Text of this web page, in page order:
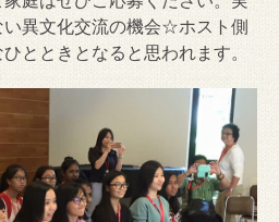
異文化交流の機会☆ホスト側
とときとなると思われます。